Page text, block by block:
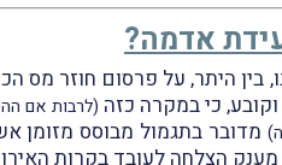
כי במקרה כזה (לרבות אם
מדובר בתגמול מבוסס מזומן